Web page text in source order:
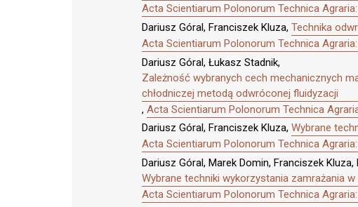
Acta Scientiarum Polonorum Technica
Dariusz Góral, Franciszek Kluza, Technika
Acta Scientiarum Polonorum Technica
Dariusz Góral, Łukasz Stadnik,
Zależność wybranych cech mechanicznych
chłodniczej metodą odwróconej fluidyzacji
, Acta Scientiarum Polonorum Technica
Dariusz Góral, Franciszek Kluza, Wybrane
Acta Scientiarum Polonorum Technica
Dariusz Góral, Marek Domin, Franciszek
Wybrane techniki wykorzystania zamrażania
Acta Scientiarum Polonorum Technica